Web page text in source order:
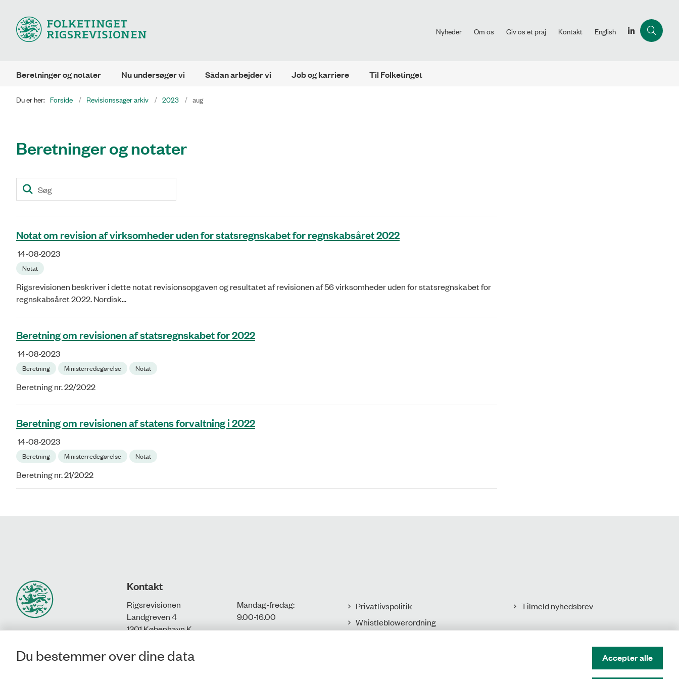
Nyheder Om os Giv os et praj Kontakt English
Beretninger og notater Nu undersøger vi Sådan arbejder vi Job og karriere Til Folketinget
Du er her: Forside Revisionssager arkiv 2023 aug
Beretninger og notater
Notat om revision af virksomheder uden for statsregnskabet for regnskabsåret 2022
14-08-2023
Notat
Rigsrevisionen beskriver i dette notat revisionsopgaven og resultatet af revisionen af 56 virksomheder uden for statsregnskabet for
regnskabsåret 2022. Nordisk...
Beretning om revisionen af statsregnskabet for 2022
14-08-2023
Beretning Ministerredegørelse Notat
Beretning nr. 22/2022
Beretning om revisionen af statens forvaltning i 2022
14-08-2023
Beretning Ministerredegørelse Notat
Beretning nr. 21/2022
Kontakt
Rigsrevisionen
Landgreven 4
1301 København K
T: 33 92 84 00
Mandag-fredag:
9.00-16.00​
Privatlivspolitik
Whistleblowerordning
Tilmeld nyhedsbrev
Du bestemmer over dine data Accepter alle